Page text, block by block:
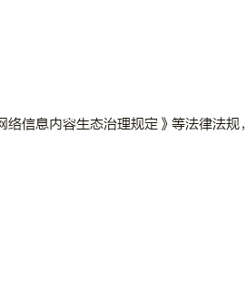
信息内容生态治理规定》等法律法规，